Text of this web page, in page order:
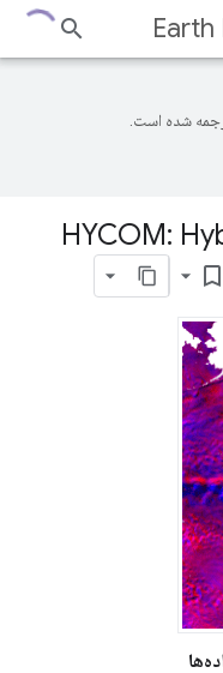
شده است.
HYCOM:
bookmark_border